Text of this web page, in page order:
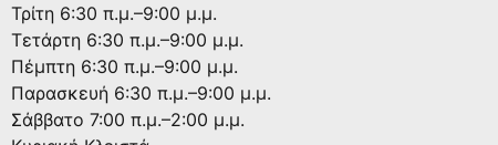
Τρίτη 6:30 π.μ.–9:00 μ.μ.
Τετάρτη 6:30 π.μ.–9:00 μ.μ.
Πέμπτη 6:30 π.μ.–9:00 μ.μ.
Παρασκευή 6:30 π.μ.–9:00 μ.μ.
Σάββατο 7:00 π.μ.–2:00 μ.μ.